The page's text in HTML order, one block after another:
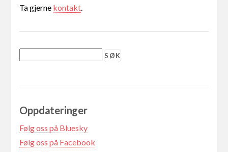
Ta gjerne kontakt.
Oppdateringer
Følg oss på Bluesky
Følg oss på Facebook